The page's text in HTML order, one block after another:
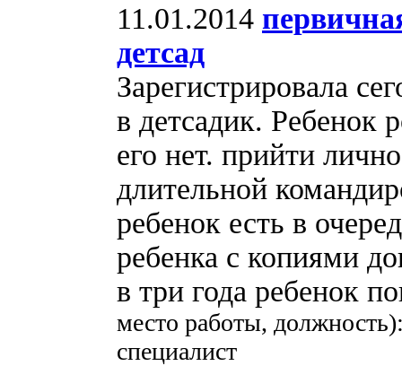
11.01.2014
детсад
Зарегистрировала
в детсадик. Ребенок
его нет. прийти
длительной
ребенок есть в
ребенка с копиями
в три года ребенок
место работы,
специалист